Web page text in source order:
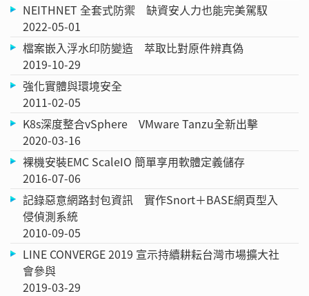
NEITHNET 全套式防禦 缺資安人力也能完美駕馭
2022-05-01
檔案嵌入浮水印防變造 萃取比對原件辨真偽
2019-10-29
強化實體與環境安全
2011-02-05
K8s深度整合vSphere VMware Tanzu全新出擊
2020-03-16
裸機安裝EMC ScaleIO 簡單享用軟體定義儲存
2016-07-06
記錄惡意網路封包資訊 實作Snort＋BASE網頁型入
侵偵測系統
2010-09-05
LINE CONVERGE 2019 宣示持續耕耘台灣市場擴大社
會參與
2019-03-29